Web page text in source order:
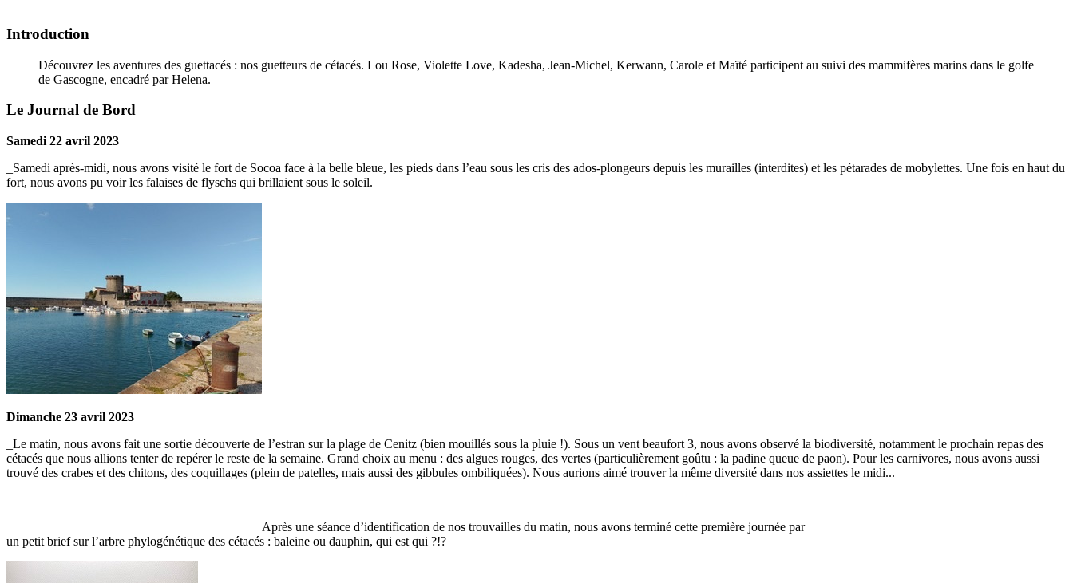
Introduction
Découvrez les aventures des guettacés : nos guetteurs de cétacés. Lou Rose, Violette Love, Kadesha, Jean-Michel, Kerwann, Carole et Maïté participent au suivi des mammifères marins dans le golfe
de Gascogne, encadré par Helena.
Le Journal de Bord
Samedi 22 avril 2023
_Samedi après-midi, nous avons visité le fort de Socoa face à la belle bleue, les pieds dans l’eau sous les cris des ados-plongeurs depuis les murailles (interdites) et les pétarades de mobylettes. Une fois en haut du
fort, nous avons pu voir les falaises de flyschs qui brillaient sous le soleil.
Dimanche 23 avril 2023
_Le matin, nous avons fait une sortie découverte de l’estran sur la plage de Cenitz (bien mouillés sous la pluie !). Sous un vent beaufort 3, nous avons observé la biodiversité, notamment le prochain repas des
cétacés que nous allions tenter de repérer le reste de la semaine. Grand choix au menu : des algues rouges, des vertes (particulièrement goûtu : la padine queue de paon). Pour les carnivores, nous avons aussi
trouvé des crabes et des chitons, des coquillages (plein de patelles, mais aussi des gibbules ombiliquées). Nous aurions aimé trouver la même diversité dans nos assiettes le midi...
Après une séance d’identification de nos trouvailles du matin, nous avons terminé cette première journée par
un petit brief sur l’arbre phylogénétique des cétacés : baleine ou dauphin, qui est qui ?!?